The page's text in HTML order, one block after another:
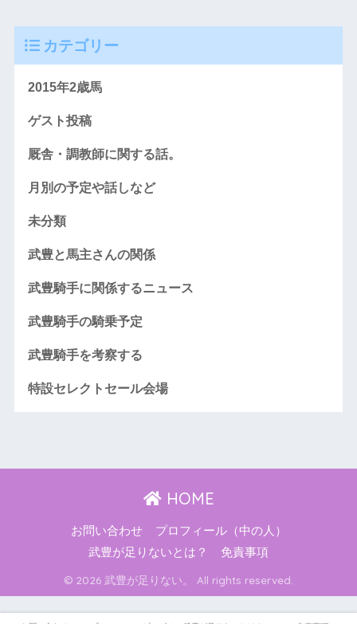
カテゴリー
2015年2歳馬
ゲスト投稿
厩舎・調教師に関する話。
月別の予定や話しなど
未分類
武豊と馬主さんの関係
武豊騎手に関係するニュース
武豊騎手の騎乗予定
武豊騎手を考察する
特設セレクトセール会場
HOME
お問い合わせ
プロフィール（中の人）
武豊が足りないとは？
免責事項
© 2026 武豊が足りない。 All rights reserved.